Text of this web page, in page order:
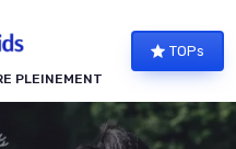
PLEINEMENT
TOPs